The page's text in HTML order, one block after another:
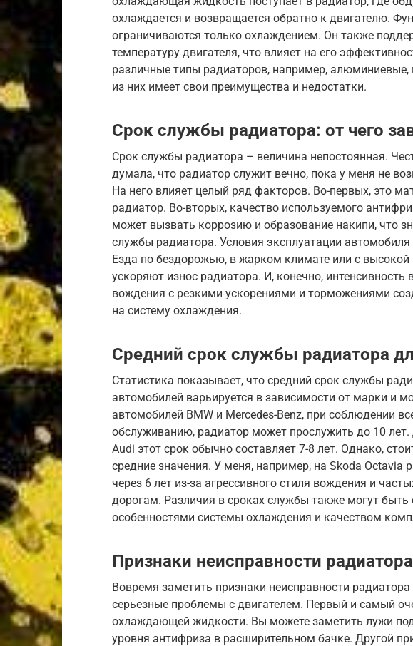
охлаждается и возвращается обратно к двигателю.
ограничиваются только охлаждением. Он также
температуру двигателя, что влияет на его
различные типы радиаторов, например,
из них имеет свои преимущества и недостатки.
Срок службы радиатора: от чего
Срок службы радиатора – величина непостоянная.
думала, что радиатор служит вечно, пока у меня не
На него влияет целый ряд факторов. Во-первых, это
радиатор. Во-вторых, качество используемого
может вызвать коррозию и образование накипи, что
службы радиатора. Условия эксплуатации
Езда по бездорожью, в жарком климате или с высокой
ускоряют износ радиатора. И, конечно,
вождения с резкими ускорениями и торможениями
на систему охлаждения.
Средний срок службы радиатора
Статистика показывает, что средний срок службы
автомобилей варьируется в зависимости от марки и
автомобилей BMW и Mercedes-Benz, при соблюдении
обслуживанию, радиатор может прослужить до 10
Audi этот срок обычно составляет 7-8 лет. Однако,
средние значения. У меня, например, на Skoda Octavia
через 6 лет из-за агрессивного стиля вождения и
дорогам. Различия в сроках службы также могут
особенностями системы охлаждения и качеством
Признаки неисправности радиатора
Вовремя заметить признаки неисправности
серьезные проблемы с двигателем. Первый и самый
охлаждающей жидкости. Вы можете заметить лужи
уровня антифриза в расширительном бачке. Другой